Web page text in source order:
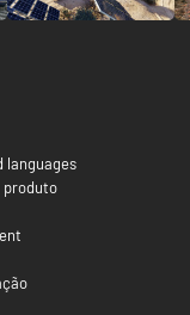
languages
produto